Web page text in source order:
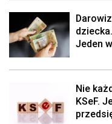
Jeden
Nie
KSeF.